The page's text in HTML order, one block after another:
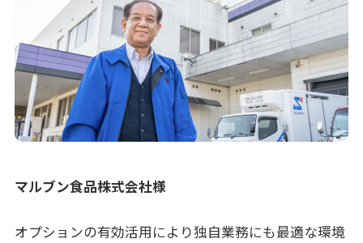
マルブン食品株式会社様
オプションの有効活用により独自業務にも最適な環境